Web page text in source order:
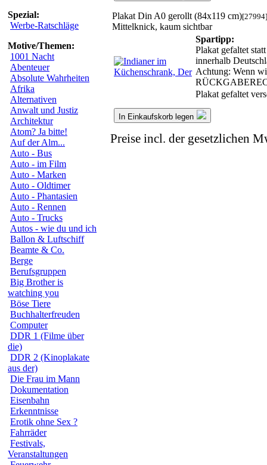
Spezial:
Werbe-Ratschläge
Motive/Themen:
1001 Nacht
Abenteuer
Absolute Wahrheiten
Afrika
Alternativen
Anwalt und Justiz
Architektur
Atom? Ja bitte!
Auf der Alm...
Auto - Bus
Auto - im Film
Auto - Marken
Auto - Oldtimer
Auto - Phantasien
Auto - Rennen
Auto - Trucks
Autos - wie du und ich
Ballon & Luftschiff
Beamte & Co.
Berge
Berufsgruppen
Big Brother is
watching you
Böse Tiere
Buchhalterfreuden
Computer
DDR 1 (Filme über
die)
DDR 2 (Kinoplakate
aus der)
Die Frau im Mann
Dokumentation
Eisenbahn
Erkenntnisse
Erotik ohne Sex ?
Fahrräder
Festivals,
Veranstaltungen
Plakat Din A0 gerollt (84x119 cm)[27994]
Mittelknick, kaum sichtbar
Spartipp:
Plakat gefaltet
innerhalb
Achtung: Wenn
Plakat gefaltet
In Einkaufskorb legen
Preise incl. der gesetzlichen